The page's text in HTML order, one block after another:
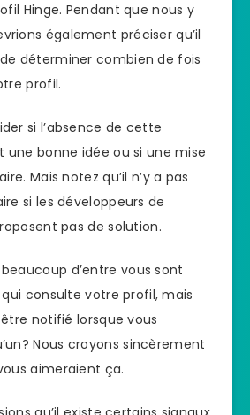
Hinge. Pendant que nous y
également préciser qu’il
déterminer combien de fois
profil.
si l’absence de cette
bonne idée ou si une mise
Mais notez qu’il n’y a pas
si les développeurs de
pas de solution.
d’entre vous sont
consulte votre profil, mais
notifié lorsque vous
Nous croyons sincèrement
aimeraient ça.